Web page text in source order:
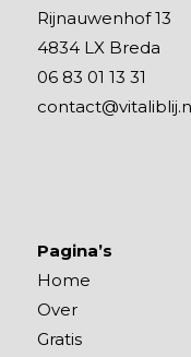
Rijnauwenhof 13
4834 LX Breda
06 83 01 13 31
Pagina’s
Home
Over
Gratis